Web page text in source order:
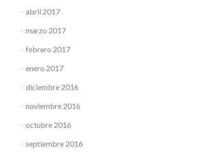
abril 2017
marzo 2017
febrero 2017
enero 2017
diciembre 2016
noviembre 2016
octubre 2016
septiembre 2016